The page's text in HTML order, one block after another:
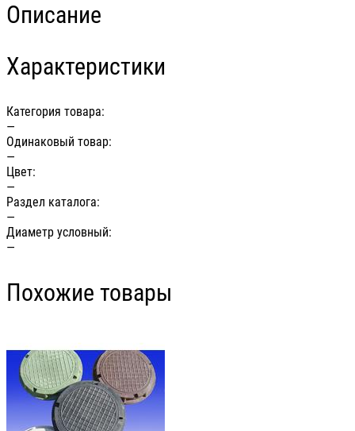
Описание
Характеристики
Категория товара:
—
Одинаковый товар:
—
Цвет:
—
Раздел каталога:
—
Диаметр условный:
—
Похожие товары